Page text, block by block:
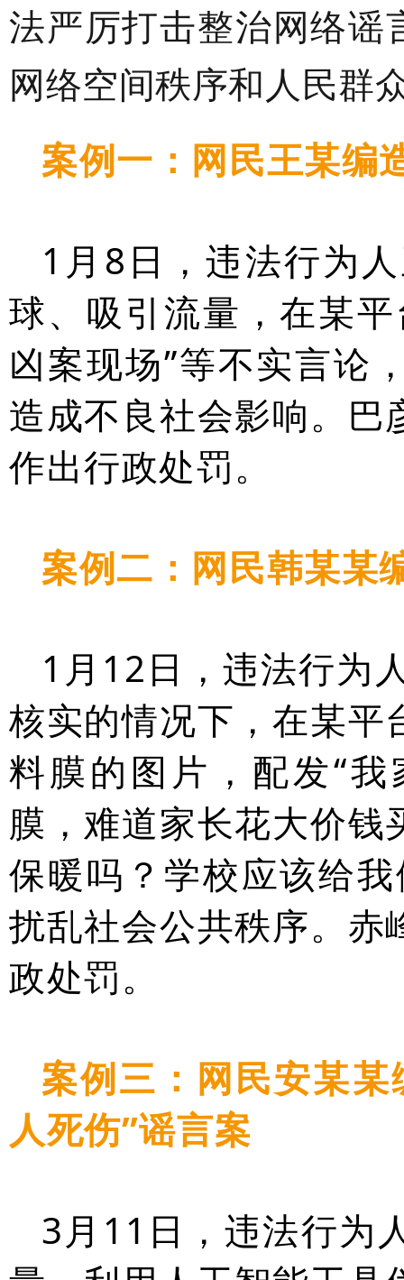
法严厉打击整治网络谣
网络空间秩序和人民群
案例一：网民王某编
1月8日，违法行为
球、吸引流量，在某
凶案现场”等不实言论
造成不良社会影响。
作出行政处罚。
案例二：网民韩某某
1月12日，违法行为
核实的情况下，在某平
料膜的图片，配发“
膜，难道家长花大价
保暖吗？学校应该给
扰乱社会公共秩序。赤
政处罚。
案例三：网民安某
人死伤”谣言案
3月11日，违法行为